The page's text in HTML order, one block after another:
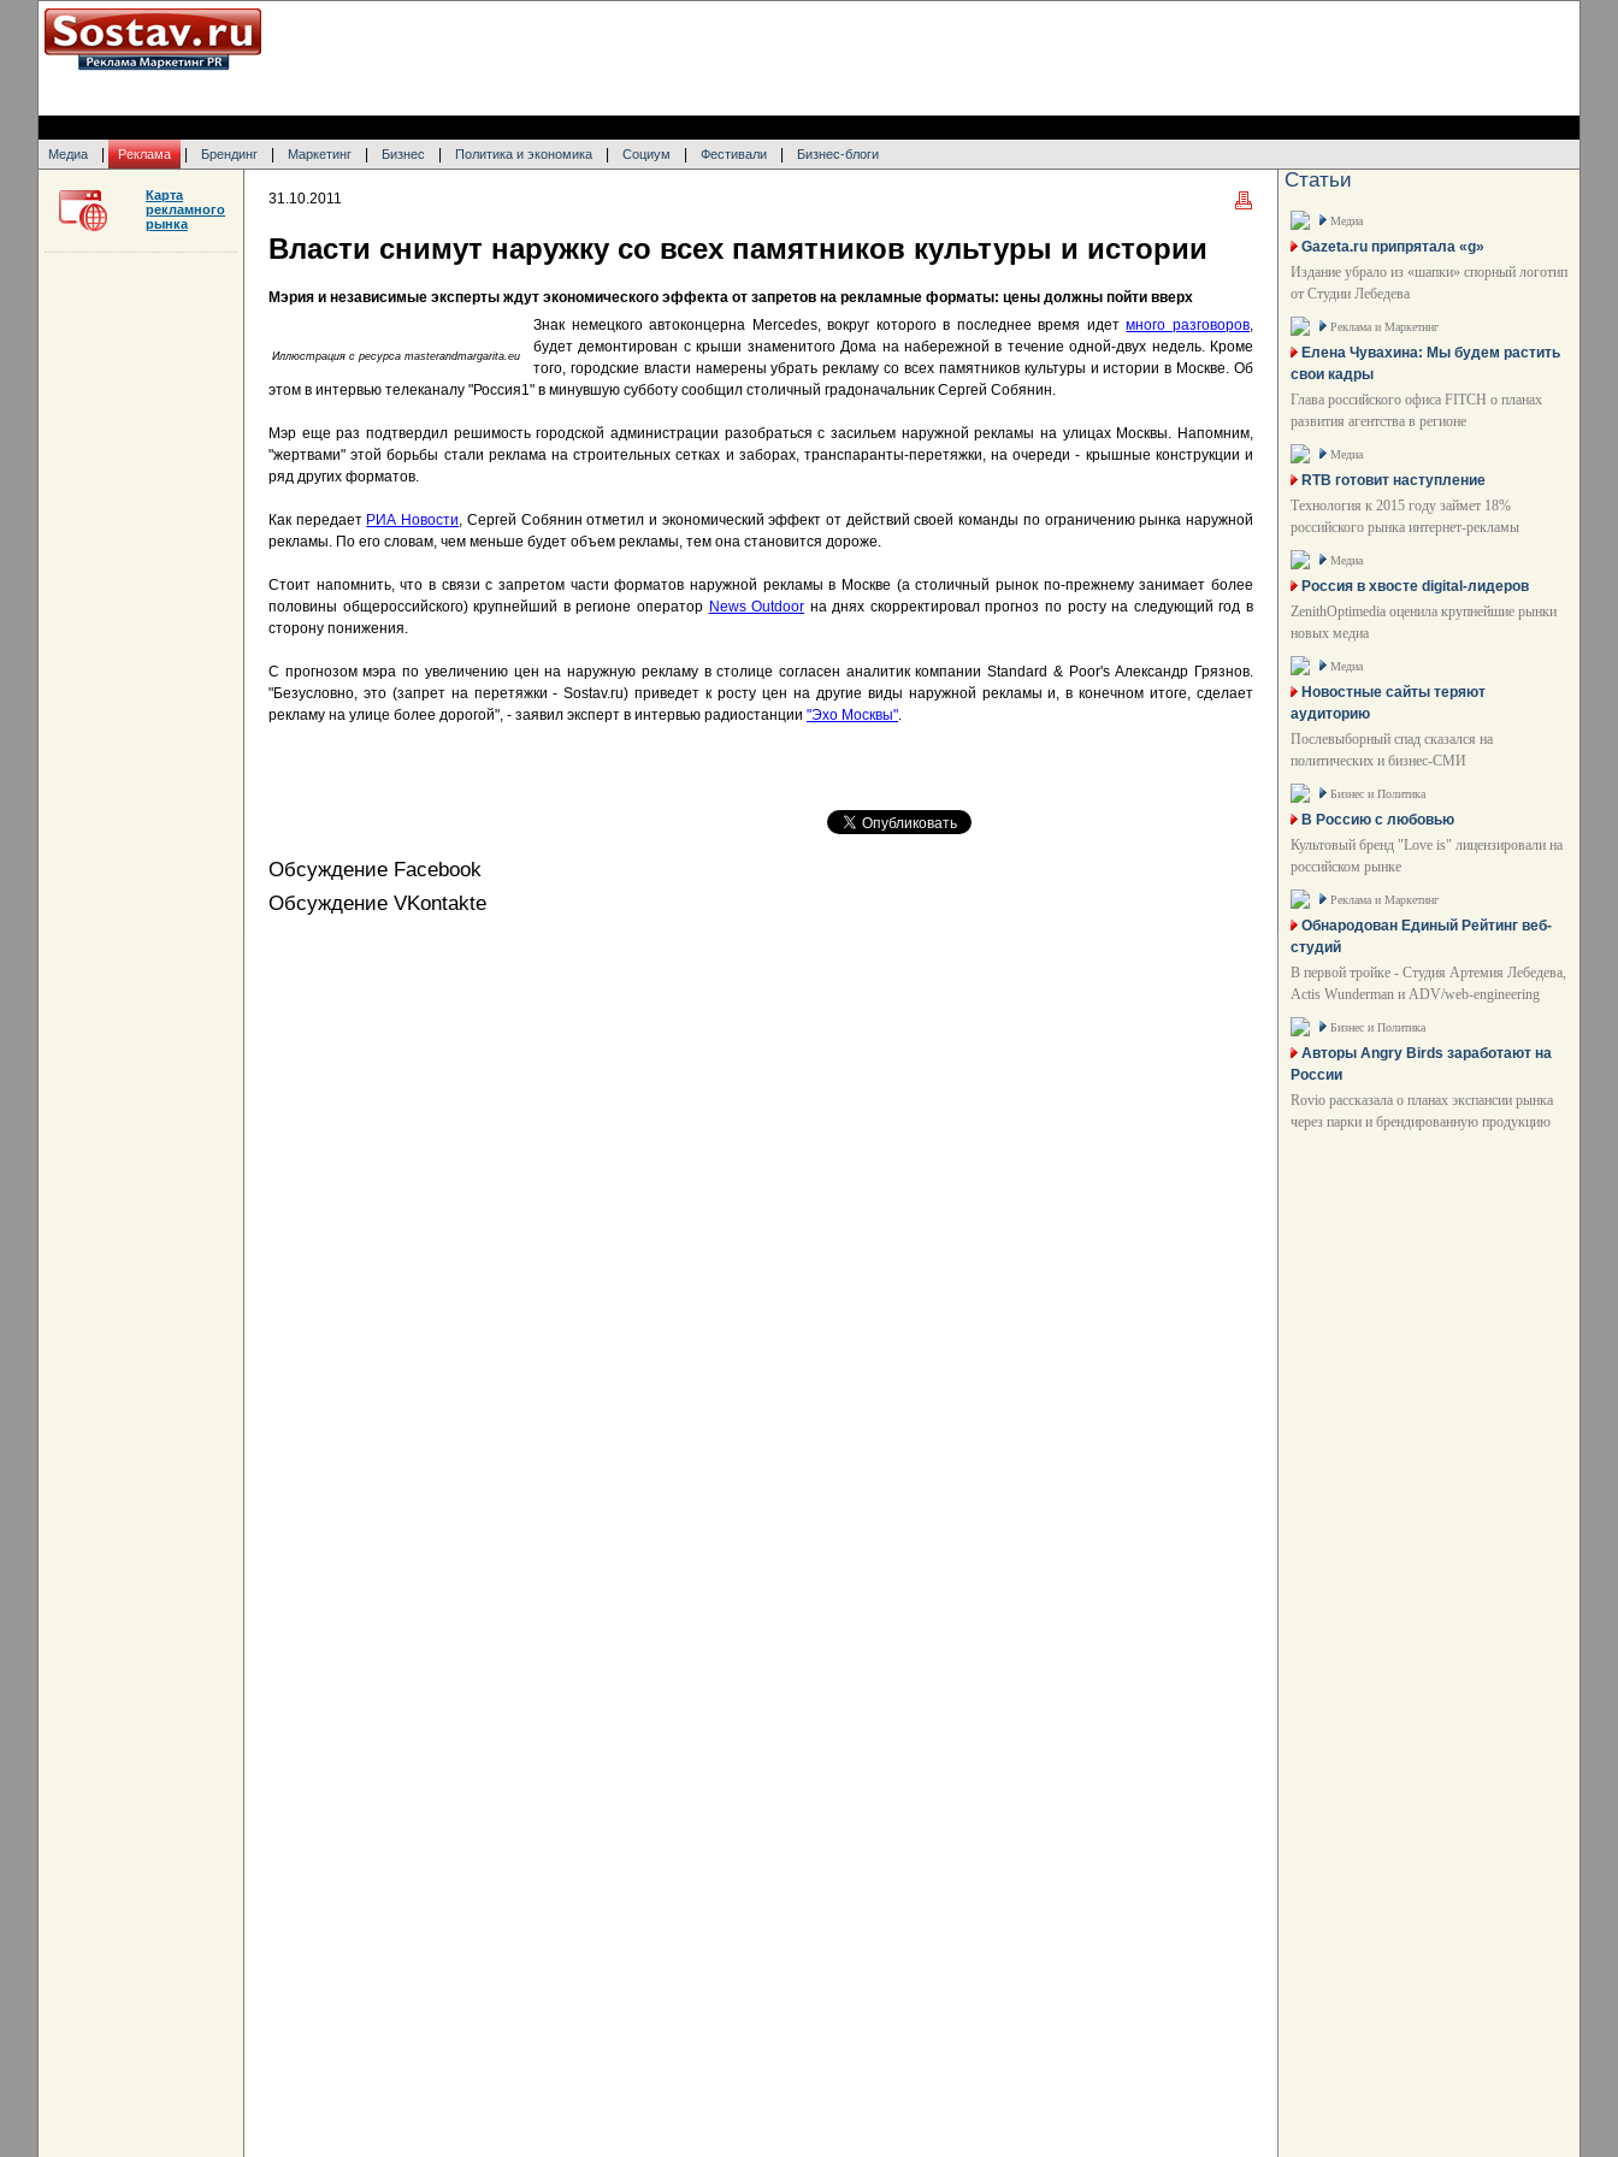
Медиа Реклама Брендинг Маркетинг Бизнес Политика и экономика Социум Фестивали Бизнес-блоги
31.10.2011
Власти снимут наружку со всех памятников культуры и истории
Мэрия и независимые эксперты ждут экономического эффекта от запретов на рекламные форматы: цены должны пойти вверх
Иллюстрация c ресурса masterandmargarita.eu
Знак немецкого автоконцерна Mercedes, вокруг которого в последнее время идетмного разговоров,
будет демонтирован с крыши знаменитого Дома на набережной в течение одной-двух недель. Кроме
того, городские власти намерены убрать рекламу со всех памятников культуры и истории в Москве. Об
этом в интервью телеканалу "Россия1" в минувшую субботу сообщил столичный градоначальник Сергей Собянин.
Мэр еще раз подтвердил решимость городской администрации разобраться с засильем наружной рекламы на улицах Москвы. Напомним,
"жертвами" этой борьбы стали реклама на строительных сетках и заборах, транспаранты-перетяжки, на очереди - крышные конструкции и
ряд других форматов.
Как передает РИА Новости, Сергей Собянин отметил и экономический эффект от действий своей команды по ограничению рынка наружной
рекламы. По его словам, чем меньше будет объем рекламы, тем она становится дороже.
Стоит напомнить, что в связи с запретом части форматов наружной рекламы в Москве (а столичный рынок по-прежнему занимает более
половины общероссийского) крупнейший в регионе оператор News Outdoor на днях скорректировал прогноз по росту на следующий год в
сторону понижения.
С прогнозом мэра по увеличению цен на наружную рекламу в столице согласен аналитик компании Standard & Poor's Александр Грязнов.
"Безусловно, это (запрет на перетяжки - Sostav.ru) приведет к росту цен на другие виды наружной рекламы и, в конечном итоге, сделает
рекламу на улице более дорогой", - заявил эксперт в интервью радиостанции "Эхо Москвы".
Обсуждение Facebook
Обсуждение VKontakte
Карта
рекламного
рынка
Статьи
Медиа
Gazeta.ru припрятала «g»
Издание убрало из «шапки» спорный логотип
от Студии Лебедева
Реклама и Маркетинг
Елена Чувахина: Мы будем растить
свои кадры
Глава российского офиса FITCH о планах
развития агентства в регионе
Медиа
RTB готовит наступление
Технология к 2015 году займет 18%
российского рынка интернет-рекламы
Медиа
Россия в хвосте digital-лидеров
ZenithOptimedia оценила крупнейшие рынки
новых медиа
Медиа
Новостные сайты теряют
аудиторию
Послевыборный спад сказался на
политических и бизнес-СМИ
Бизнес и Политика
В Россию с любовью
Культовый бренд "Love is" лицензировали на
российском рынке
Реклама и Маркетинг
Обнародован Единый Рейтинг веб-
студий
В первой тройке - Студия Артемия Лебедева,
Actis Wunderman и ADV/web-engineering
Бизнес и Политика
Авторы Angry Birds заработают на
России
Rovio рассказала о планах экспансии рынка
через парки и брендированную продукцию